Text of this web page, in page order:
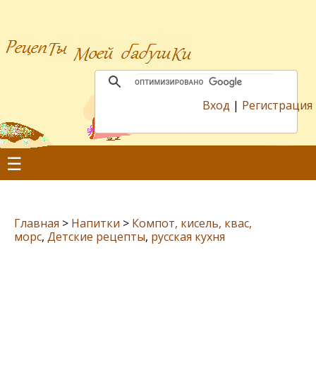
Вход | Регистрация
☰
Главная > Напитки > Компот, кисель, квас,
морс, Детские рецепты, русская кухня